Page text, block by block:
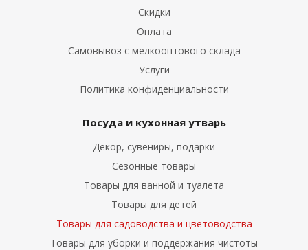
Скидки
Оплата
Самовывоз с мелкооптового склада
Услуги
Политика конфиденциальности
Посуда и кухонная утварь
Декор, сувениры, подарки
Сезонные товары
Товары для ванной и туалета
Товары для детей
Товары для садоводства и цветоводства
Товары для уборки и поддержания чистоты